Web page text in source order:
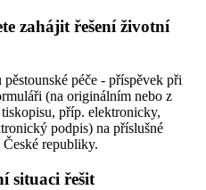
zahájit řešení životní
péče - příspěvek při
(na originálním nebo z
příp. elektronicky,
podpis) na příslušné
republiky.
situaci řešit